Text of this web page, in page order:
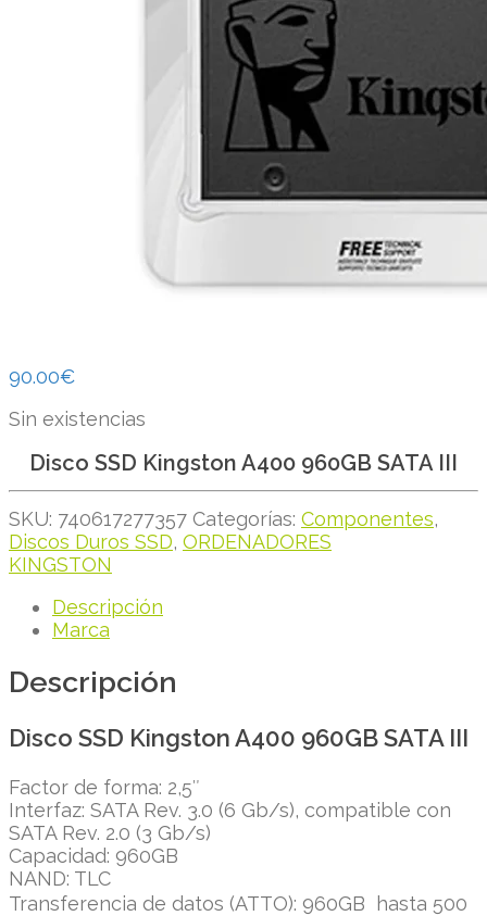
90.00€
Sin existencias
Disco SSD Kingston A400 960GB SATA III
SKU: 740617277357 Categorías: Componentes,
Discos Duros SSD, ORDENADORES
KINGSTON
Descripción
Marca
Descripción
Disco SSD Kingston A400 960GB SATA III
Factor de forma: 2,5″
Interfaz: SATA Rev. 3.0 (6 Gb/s), compatible con
SATA Rev. 2.0 (3 Gb/s)
Capacidad: 960GB
NAND: TLC
Transferencia de datos (ATTO): 960GB  hasta 500